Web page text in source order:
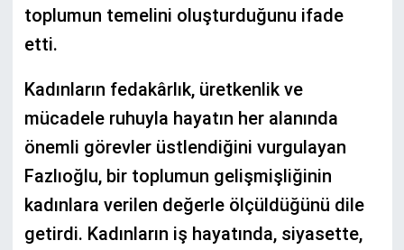
toplumun temelini oluşturduğunu ifade
etti.
Kadınların fedakârlık, üretkenlik ve
mücadele ruhuyla hayatın her alanında
önemli görevler üstlendiğini vurgulayan
Fazlıoğlu, bir toplumun gelişmişliğinin
kadınlara verilen değerle ölçüldüğünü dile
getirdi. Kadınların iş hayatında, siyasette,